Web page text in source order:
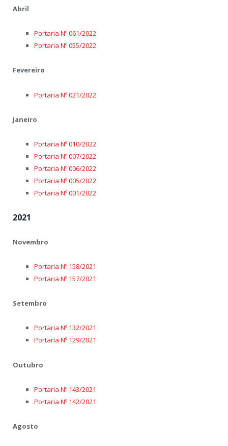
Abril
Portaria Nº 061/2022
Portaria Nº 055/2022
Fevereiro
Portaria Nº 021/2022
Janeiro
Portaria Nº 010/2022
Portaria Nº 007/2022
Portaria Nº 006/2022
Portaria Nº 005/2022
Portaria Nº 001/2022
2021
Novembro
Portaria Nº 158/2021
Portaria Nº 157/2021
Setembro
Portaria Nº 132/2021
Portaria Nº 129/2021
Outubro
Portaria Nº 143/2021
Portaria Nº 142/2021
Agosto